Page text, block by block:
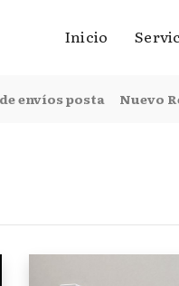
Inicio
envíos posta Nuevo